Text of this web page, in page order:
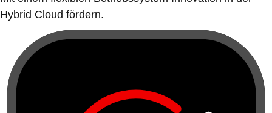
Hybrid Cloud fördern.